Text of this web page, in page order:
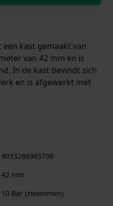
kast gemaakt van
van 42 mm en is
In de kast bevindt zich
en is afgewerkt met
garantie.
8033288983798
42 mm
10 Bar (zwemmen)